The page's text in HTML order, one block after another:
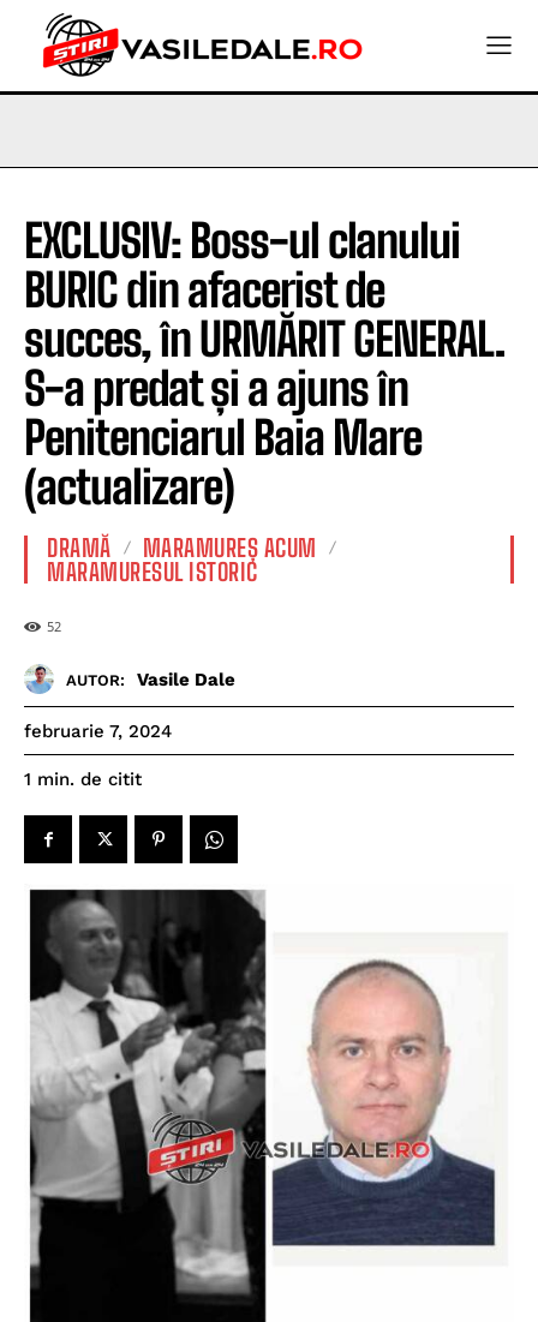
EXCLUSIV: Boss-ul clanului
BURIC din afacerist de
succes, în URMĂRIT GENERAL.
S-a predat și a ajuns în
Penitenciarul Baia Mare
(actualizare)
DRAMĂ
MARAMUREȘ ACUM
MARAMURESUL ISTORIC
52
AUTOR: Vasile Dale
februarie 7, 2024
1 min. de citit